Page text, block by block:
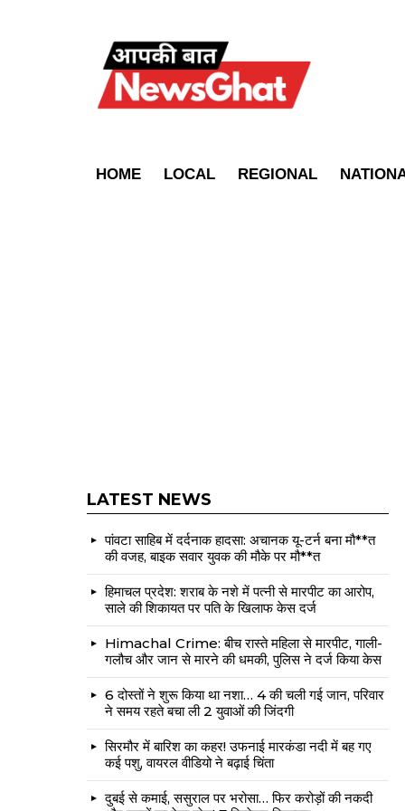
HOME LOCAL REGIONAL
LATEST NEWS
पांवटा साहिब में दर्दनाक हादसा: अचानक यू-टर्न बना मौ**त
की वजह, बाइक सवार युवक की मौके पर मौ**त
हिमाचल प्रदेश: शराब के नशे में पत्नी से मारपीट का आरोप,
साले की शिकायत पर पति के खिलाफ केस दर्ज
Himachal Crime: बीच रास्ते महिला से मारपीट, गाली-
गलौच और जान से मारने की धमकी, पुलिस ने दर्ज किया केस
6 दोस्तों ने शुरू किया था नशा… 4 की चली गई जान, परिवार
ने समय रहते बचा ली 2 युवाओं की जिंदगी
सिरमौर में बारिश का कहर! उफनाई मारकंडा नदी में बह गए
कई पशु, वायरल वीडियो ने बढ़ाई चिंता
दुबई से कमाई, ससुराल पर भरोसा… फिर करोड़ों की नकदी